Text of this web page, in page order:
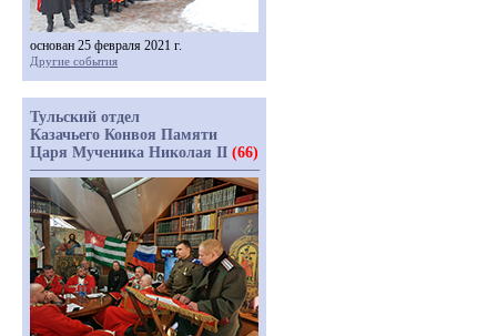
основан 25 февраля 2021 г.
Другие события
Тульский отдел
Казачьего Конвоя Памяти
Царя Мученика Николая II (66)